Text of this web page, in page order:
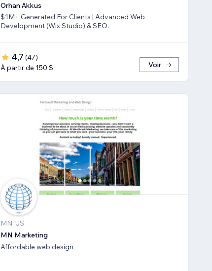
Orhan Akkus
$1M+ Generated For Clients | Advanced Web
Development (Wix Studio) & SEO.
4,7 (47)
À partir de 150 $
Voir
MN, US
MN Marketing
Affordable web design